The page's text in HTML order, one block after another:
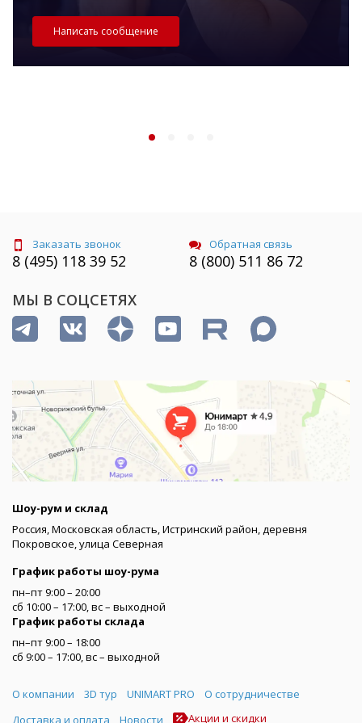
Написать сообщение
Заказать звонок
8 (495) 118 39 52
Обратная связь
8 (800) 511 86 72
МЫ В СОЦСЕТЯХ
Шоу-рум и склад
Россия, Московская область, Истринский район, деревня
Покровское, улица Северная
График работы шоу-рума
пн–пт 9:00 – 20:00
сб 10:00 – 17:00, вс – выходной
График работы склада
пн–пт 9:00 – 18:00
сб 9:00 – 17:00, вс – выходной
Меню
О компании 3D тур UNIMART PRO
О сотрудничестве
Доставка и оплата
Новости Акции и скидки